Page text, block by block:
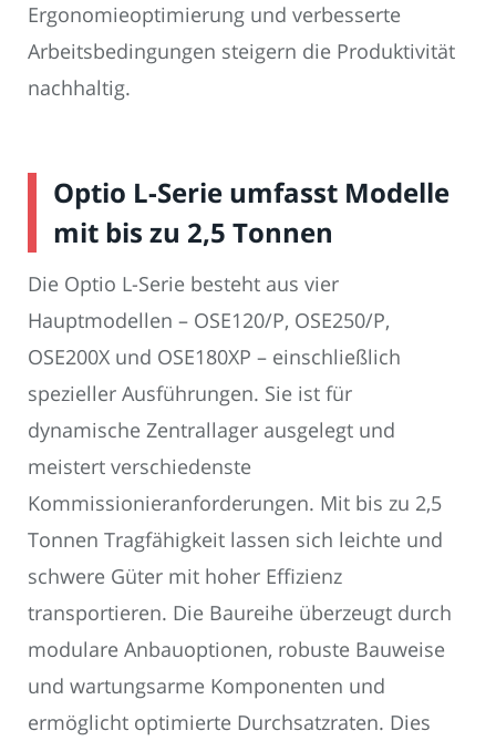
Ergonomieoptimierung und verbesserte
Arbeitsbedingungen steigern die Produktivität
nachhaltig.
Optio L-Serie umfasst Modelle
mit bis zu 2,5 Tonnen
Die Optio L-Serie besteht aus vier
Hauptmodellen – OSE120/P, OSE250/P,
OSE200X und OSE180XP – einschließlich
spezieller Ausführungen. Sie ist für
dynamische Zentrallager ausgelegt und
meistert verschiedenste
Kommissionieranforderungen. Mit bis zu 2,5
Tonnen Tragfähigkeit lassen sich leichte und
schwere Güter mit hoher Effizienz
transportieren. Die Baureihe überzeugt durch
modulare Anbauoptionen, robuste Bauweise
und wartungsarme Komponenten und
ermöglicht optimierte Durchsatzraten. Dies